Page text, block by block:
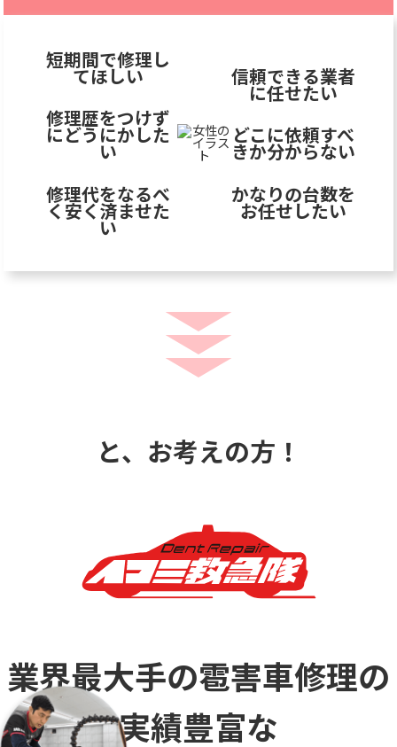
短期間で修理し
てほしい
修理歴をつけず
にどうにかした
い
修理代をなるべ
く安く済ませた
い
信頼できる業者
に任せたい
どこに依頼すべ
きか分からない
かなりの台数を
お任せしたい
と、お考えの方！
業界最大手の雹害車修理の
実績豊富な